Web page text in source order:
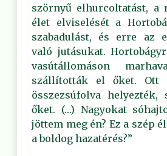
szörnyű elhurcoltatást, a
élet elviselését a
szabadulást, és erre az
való jutásukat.
vasútállomáson
szállították el őket. Ott
összezsúfolva
őket. (…) Nagyokat
jöttem meg én? Ez a szép
a boldog hazatérés?”